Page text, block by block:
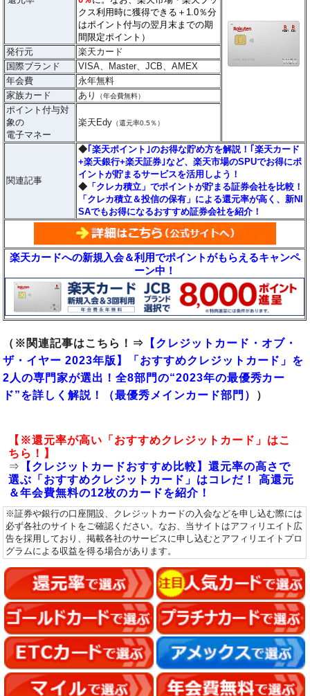
クス利用時に獲得できる＋1.0％分
はポイント付与の翌月末までの期
間限定ポイント）
発行元
楽天カード
国際ブランド
VISA、Master、JCB、AMEX
年会費
永年無料
家族カード
あり （年会費無料）
ポイント付与対
象の
電子マネー
楽天Edy （還元率0.5％）
関連記事
◆ ｢楽天ポイント｣のお得な貯め方を解説！｢楽天カード
+楽天銀行+楽天証券｣など、楽天市場のSPUでお得にポ
イントが貯まるサービスを活用しよう！
◆ 「クレカ積立」でポイントが貯まる証券会社を比較！
「クレカ積立＆投信の保有」による還元率が高く、新NI
SAでもお得になるおすすめ証券会社を紹介！
楽天カードへの新規入会＆利用でポイントがもらえるキャンペ
ーン中！
（※関連記事はこちら！⇒ 【クレジットカード・オブ・
ザ・イヤー 2023年版】「おすすめクレジットカード」を
2人の専門家が選出！全8部門の“2023年の最優秀カー
ド”を詳しく解説！
（最優秀メインカード部門） ）
【※還元率が高い「おすすめクレジットカード」はこ
ちら！】
⇒
【クレジットカードおすすめ比較】還元率の高さで
選ぶ「おすすめクレジットカード」はコレだ！ 高還元
＆年会費無料の12枚のカードを紹介！
※証券や銀行の口座開設、クレジットカードの入会などを申し込む際には
必ず各社のサイトをご確認ください。なお、当サイトはアフィリエイト広
告を採用しており、掲載各社のサービスに申し込むとアフィリエイトプロ
グラムによる収益を得る場合があります。